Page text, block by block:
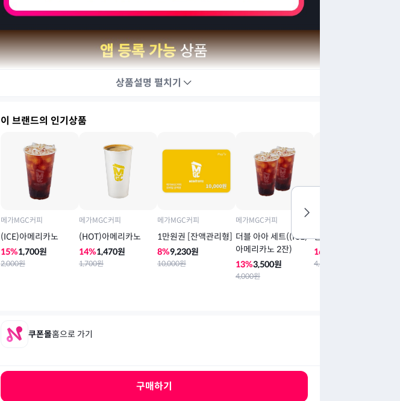
상품설명 펼치기
이 브랜드의 인기상품
메가MGC커피
(ICE)아메리카노
15%1,700원
2,000원
메가MGC커피
(HOT)아메리카노
14%1,470원
1,700원
메가MGC커피
1만원권 [잔액관리형]
8%9,230원
10,000원
메가MGC커피
더블 아아 세트((ICE)
아메리카노 2잔)
13%3,500원
4,000원
팥빙 젤라또 파르페
16
4,400
쿠폰몰홈으로 가기
구매하기